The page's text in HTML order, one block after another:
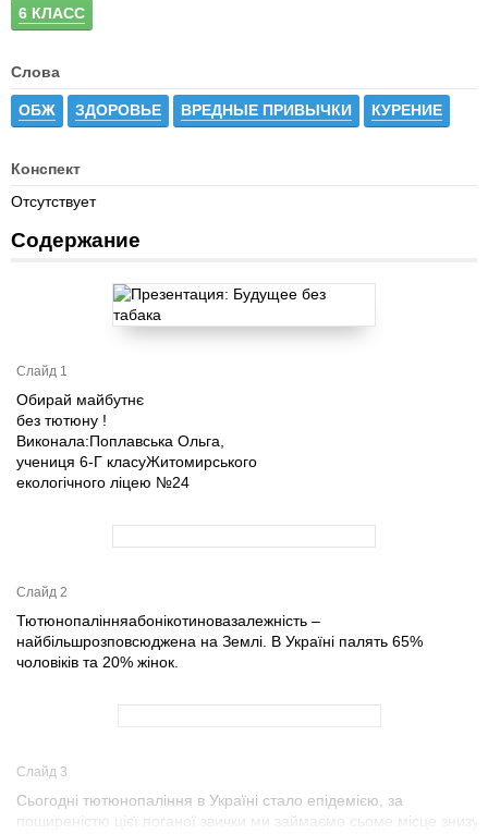
6 КЛАСС
Слова
ОБЖ ЗДОРОВЬЕ ВРЕДНЫЕ ПРИВЫЧКИ КУРЕНИЕ
Конспект
Отсутствует
Содержание
Слайд 1
Обирай майбутнє
без тютюну !
Виконала:Поплавська Ольга,
учениця 6-Г класуЖитомирського
екологічного ліцею №24
Слайд 2
Тютюнопалінняабонікотиновазалежність –
найбільшрозповсюджена на Землі. В Україні палять 65%
чоловіків та 20% жінок.
Слайд 3
Сьогодні тютюнопаління в Україні стало епідемією, за
поширеністю цієї поганої звички ми займаємо сьоме місце знизу